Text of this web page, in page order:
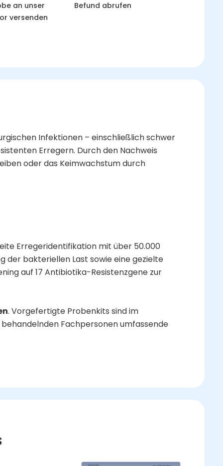
an unser
versenden
Befund abrufen
Infektionen – einschließlich schwer
Erregern. Durch den Nachweis
oder das Keimwachstum durch
Erregeridentifikation mit über 50.000
der bakteriellen Last sowie eine gezielte
auf 17 Antibiotika-Resistenzgene zur
. Vorgefertigte Probenkits sind im
Fachpersonen umfassende